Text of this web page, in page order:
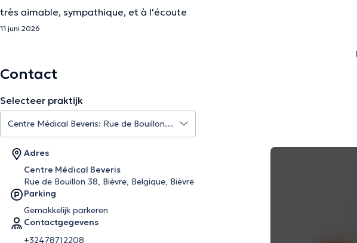
très aimable, sympathique, et à l'écoute
11 juni 2026
Contact
Selecteer praktijk
Adres
Centre Médical Beveris
Rue de Bouillon 38, Bièvre, Belgique, Bièvre
Parking
Gemakkelijk parkeren
Contactgegevens
+32478712208